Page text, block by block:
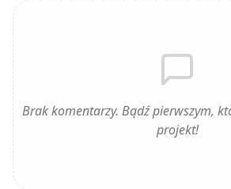
Brak komentarzy. Bądź pierwszym,
projekt!